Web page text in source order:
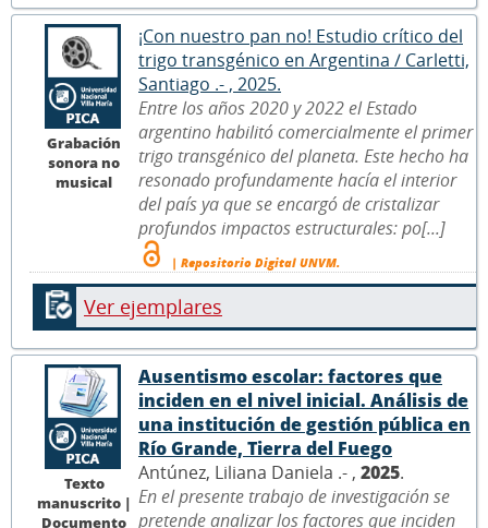
Grabación
sonora no
musical
¡Con nuestro pan no! Estudio crítico del
trigo transgénico en Argentina / Carletti,
Santiago .- , 2025.
Entre los años 2020 y 2022 el Estado
argentino habilitó comercialmente el primer
trigo transgénico del planeta. Este hecho ha
resonado profundamente hacía el interior
del país ya que se encargó de cristalizar
profundos impactos estructurales: po[...]
| Repositorio Digital UNVM.
Ver ejemplares
Texto
manuscrito |
Documento
Ausentismo escolar: factores que
inciden en el nivel inicial. Análisis de
una institución de gestión pública en
Río Grande, Tierra del Fuego
Antúnez, Liliana Daniela .- , 2025.
En el presente trabajo de investigación se
pretende analizar los factores que inciden